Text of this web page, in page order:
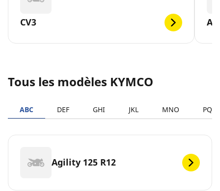
CV3
Tous les modèles KYMCO
ABC DEF GHI JKL MNO PQRS
Agility 125 R12